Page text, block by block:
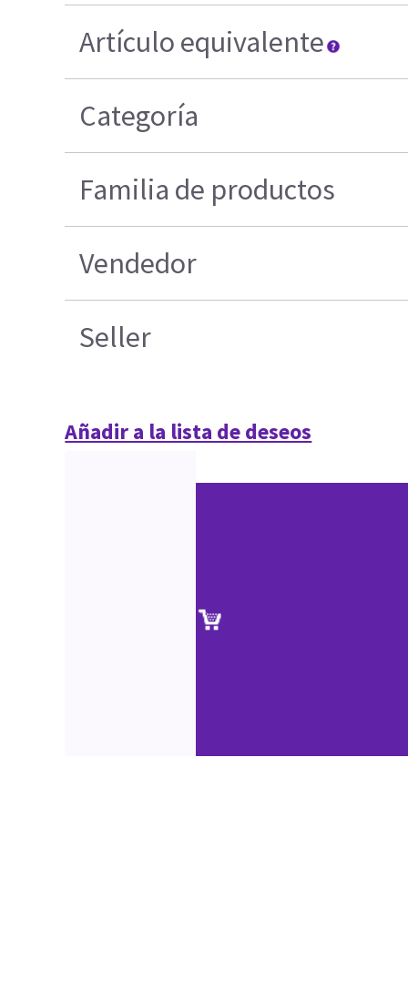
Artículo equivalente
Categoría
Familia de productos
Vendedor
Seller
Añadir a la lista de deseos